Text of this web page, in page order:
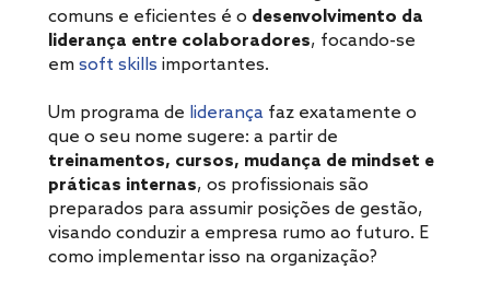
comuns e eficientes é o desenvolvimento da
liderança entre colaboradores, focando-se
em soft skills importantes.
Um programa de liderança faz exatamente o
que o seu nome sugere: a partir de
treinamentos, cursos, mudança de mindset e
práticas internas, os profissionais são
preparados para assumir posições de gestão,
visando conduzir a empresa rumo ao futuro. E
como implementar isso na organização?